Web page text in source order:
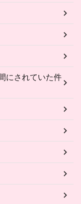
にされていた件